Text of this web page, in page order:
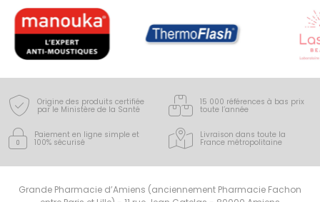
Origine des produits certifiée
par le Ministère de la Santé
15 000 références à bas prix
toute l’année
Paiement en ligne simple et
100% sécurisé
Livraison dans toute la
France métropolitaine
Grande Pharmacie d’Amiens (anciennement Pharmacie Fachon